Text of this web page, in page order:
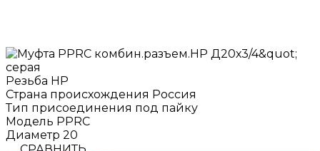
Резьба НР
Страна происхождения Россия
Тип присоединения под пайку
Модель РРRC
Диаметр 20